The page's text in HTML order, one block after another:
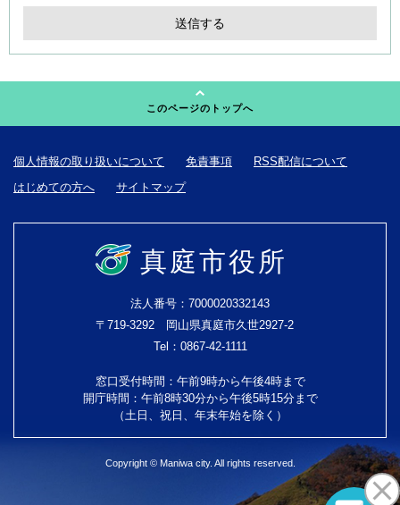
このページのトップへ
個人情報の取り扱いについて 免責事項
RSS配信について
はじめての方へ
サイトマップ
真庭市役所
法人番号：7000020332143
〒719-3292 岡山県真庭市久世2927-2
Tel：0867-42-1111
窓口受付時間：午前9時から午後4時まで
開庁時間：午前8時30分から午後5時15分まで
（土日、祝日、年末年始を除く）
Copyright © Maniwa city. All rights reserved.